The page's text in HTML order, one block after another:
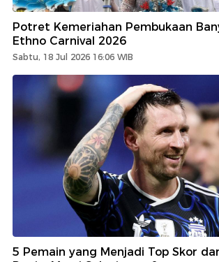
Potret Kemeriahan Pembukaan
Ethno Carnival 2026
Sabtu, 18 Jul 2026 16:06 WIB
5 Pemain yang Menjadi Top Skor